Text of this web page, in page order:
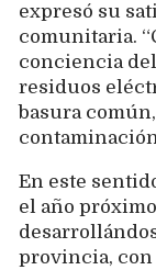
expresó su
comunitaria.
conciencia
residuos
basura
En este
el año
provincia,